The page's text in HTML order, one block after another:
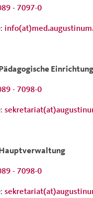
- 7097-0
- 7098-0
- 7098-0